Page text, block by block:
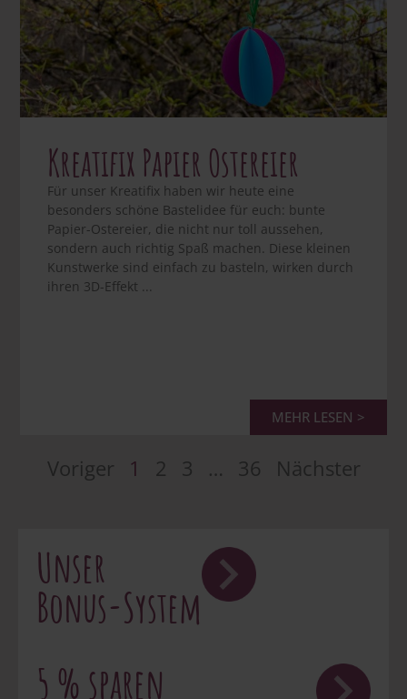
Kreatifix Papier Ostereier
Für unser Kreatifix haben wir heute eine
besonders schöne Bastelidee für euch: bunte
Papier-Ostereier, die nicht nur toll aussehen,
sondern auch richtig Spaß machen. Diese kleinen
Kunstwerke sind einfach zu basteln, wirken durch
ihren 3D-Effekt ...
MEHR LESEN >
Voriger 1 2 3 … 36 Nächster
Unser
Bonus-System
5 % sparen